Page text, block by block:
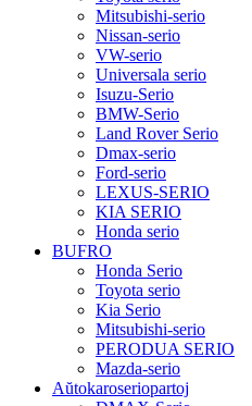
Mitsubishi-serio
Nissan-serio
VW-serio
Universala serio
Isuzu-Serio
BMW-Serio
Land Rover Serio
Dmax-serio
Ford-serio
LEXUS-SERIO
KIA SERIO
Honda serio
BUFRO
Honda Serio
Toyota serio
Kia Serio
Mitsubishi-serio
PERODUA SERIO
Mazda-serio
Aŭtokaroseriopartoj